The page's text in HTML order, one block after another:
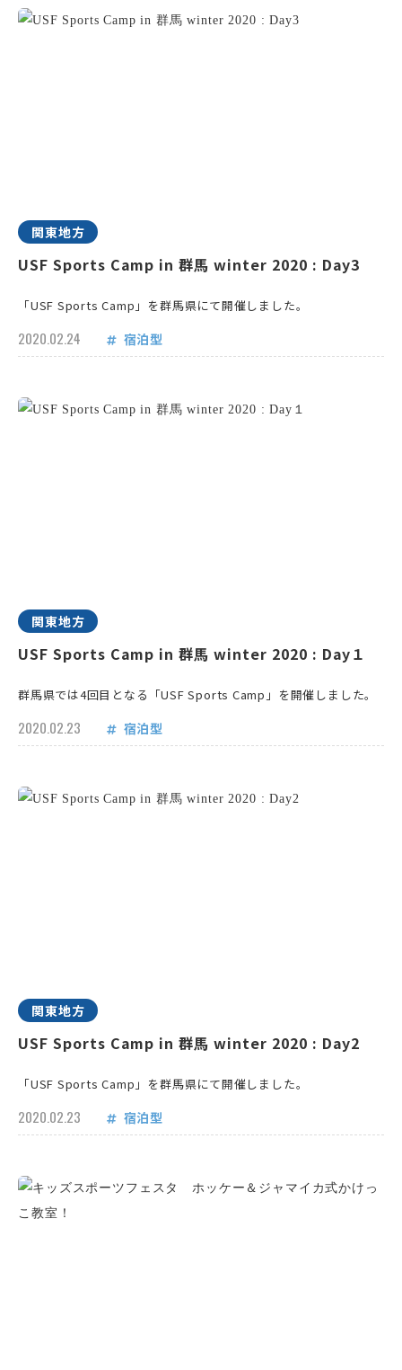
関東地方
USF Sports Camp in 群馬 winter 2020 : Day3
「USF Sports Camp」を群馬県にて開催しました。
2020.02.24 宿泊型
関東地方
USF Sports Camp in 群馬 winter 2020 : Day１
群馬県では4回目となる「USF Sports Camp」を開催しました。
2020.02.23 宿泊型
関東地方
USF Sports Camp in 群馬 winter 2020 : Day2
「USF Sports Camp」を群馬県にて開催しました。
2020.02.23 宿泊型